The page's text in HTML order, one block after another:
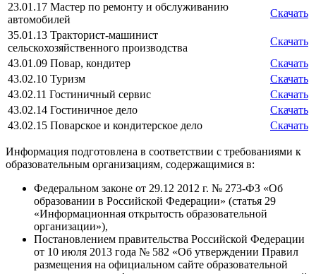
23.01.17 Мастер по ремонту и обслуживанию
автомобилей
Скачать
35.01.13 Тракторист-машинист
сельскохозяйственного производства
Скачать
43.01.09 Повар, кондитер
Скачать
43.02.10 Туризм
Скачать
43.02.11 Гостиничный сервис
Скачать
43.02.14 Гостиничное дело
Скачать
43.02.15 Поварское и кондитерское дело
Скачать
Информация подготовлена в соответствии с требованиями к
образовательным организациям, содержащимися в:
Федеральном законе от 29.12 2012 г. № 273-ФЗ «Об
образовании в Российской Федерации» (статья 29
«Информационная открытость образовательной
организации»),
Постановлением правительства Российской Федерации
от 10 июля 2013 года № 582 «Об утверждении Правил
размещения на официальном сайте образовательной